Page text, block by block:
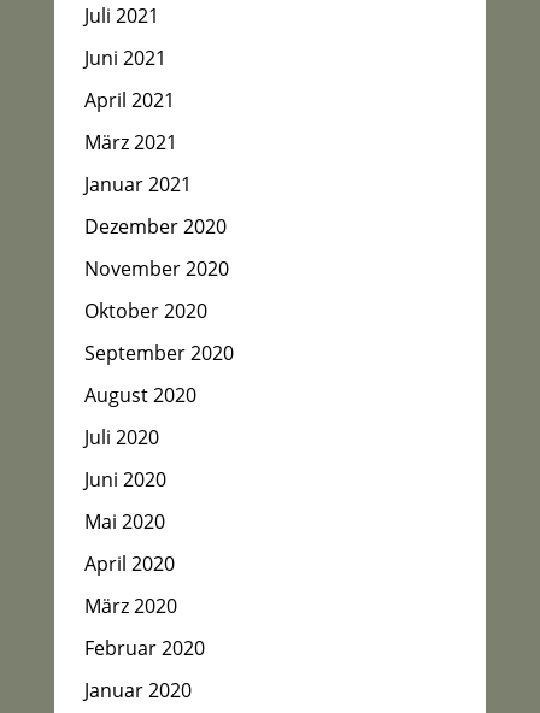
Juli 2021
Juni 2021
April 2021
März 2021
Januar 2021
Dezember 2020
November 2020
Oktober 2020
September 2020
August 2020
Juli 2020
Juni 2020
Mai 2020
April 2020
März 2020
Februar 2020
Januar 2020